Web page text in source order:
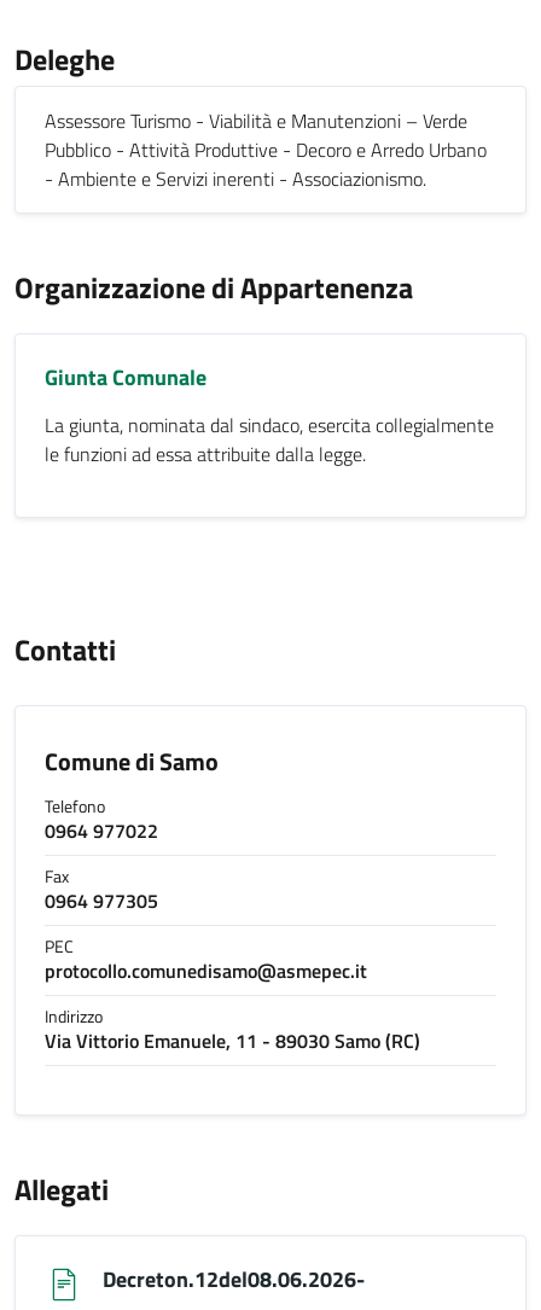
Deleghe
Assessore Turismo - Viabilità e Manutenzioni – Verde
Pubblico - Attività Produttive - Decoro e Arredo Urbano
- Ambiente e Servizi inerenti - Associazionismo.
Organizzazione di Appartenenza
Giunta Comunale
La giunta, nominata dal sindaco, esercita collegialmente
le funzioni ad essa attribuite dalla legge.
Contatti
Comune di Samo
Telefono
0964 977022
Fax
0964 977305
PEC
protocollo.comunedisamo@asmepec.it
Indirizzo
Via Vittorio Emanuele, 11 - 89030 Samo (RC)
Allegati
Decreton.12del08.06.2026-